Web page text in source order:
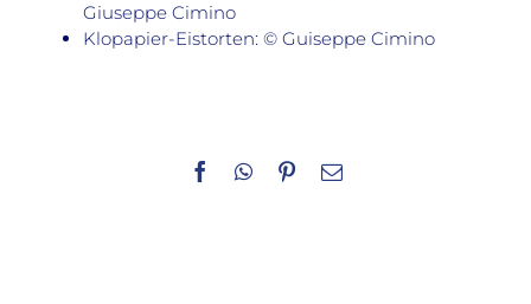
Giuseppe Cimino
Klopapier-Eistorten: © Guiseppe Cimino
Facebook
WhatsApp
Pinterest
E-